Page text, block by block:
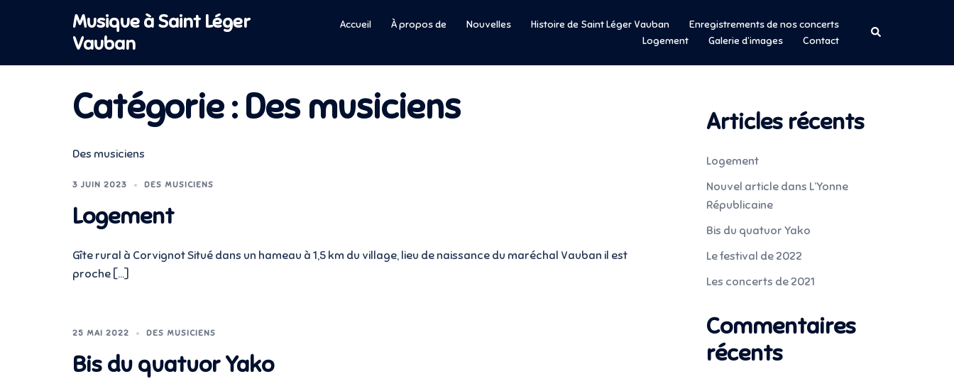
Musique à Saint Léger
Vauban
Accueil À propos de Nouvelles Histoire de Saint Léger Vauban
Enregistrements de nos concerts
Logement
Galerie d’images Contact
Rechercher
Catégorie :Des musiciens
Des musiciens
3 JUIN 2023 DES MUSICIENS
Logement
Gîte rural à Corvignot Situé dans un hameau à 1,5 km du village, lieu de naissance du maréchal Vauban il est
proche […]
25 MAI 2022 DES MUSICIENS
Bis du quatuor Yako
Articles récents
Logement
Nouvel article dans L’Yonne
Républicaine
Bis du quatuor Yako
Le festival de 2022
Les concerts de 2021
Commentaires
récents